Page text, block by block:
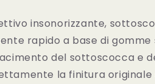
insonorizzante,
rapido a base di gomme
del sottoscocca e
la finitura originale